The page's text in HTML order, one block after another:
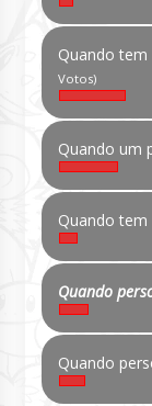
Quando tem
Votos)
Quando um
Quando
Quando
Quando